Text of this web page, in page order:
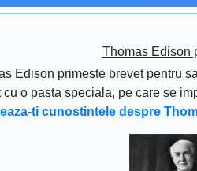
Thomas Edison
Edison primeste brevet pentru
o pasta speciala, pe care se
ti cunostintele despre